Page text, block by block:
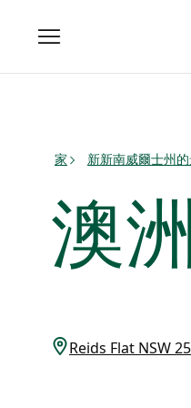
Toggle
navigation
家 新新南威爾士州
澳
Reids Flat NSW